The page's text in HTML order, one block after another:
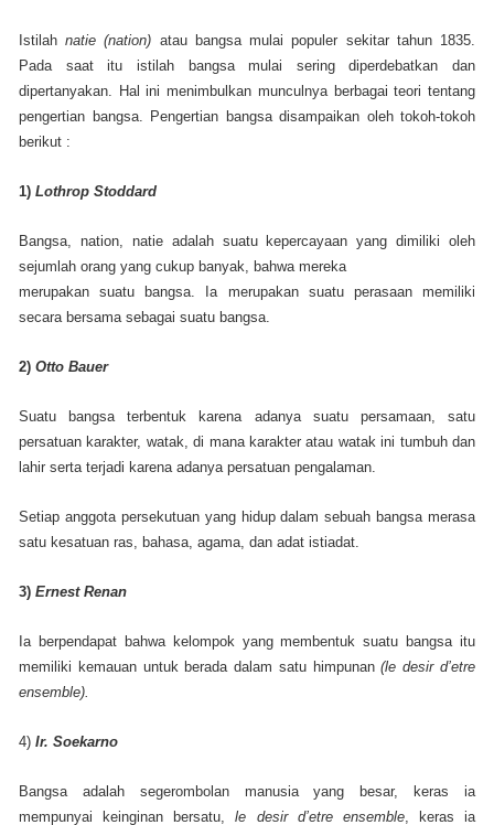
Istilahnatie (nation) atau bangsa mulai populer sekitar tahun 1835.
Pada saat itu istilah bangsa mulai sering diperdebatkan dan
dipertanyakan. Hal ini menimbulkan munculnya berbagai teori tentang
pengertian bangsa. Pengertian bangsa disampaikan oleh tokoh-tokoh
berikut :
1) Lothrop Stoddard
Bangsa, nation, natie adalah suatu kepercayaan yang dimiliki oleh
sejumlah orang yang cukup banyak, bahwa mereka
merupakan suatu bangsa. Ia merupakan suatu perasaan memiliki
secara bersama sebagai suatu bangsa.
2) Otto Bauer
Suatu bangsa terbentuk karena adanya suatu persamaan, satu
persatuan karakter, watak, di mana karakter atau watak ini tumbuh dan
lahir serta terjadi karena adanya persatuan pengalaman.
Setiap anggota persekutuan yang hidup dalam sebuah bangsa merasa
satu kesatuan ras, bahasa, agama, dan adat istiadat.
3) Ernest Renan
Ia berpendapat bahwa kelompok yang membentuk suatu bangsa itu
memiliki kemauan untuk berada dalam satu himpunan(le desir d’etre
ensemble).
4) Ir. Soekarno
Bangsa adalah segerombolan manusia yang besar, keras ia
mempunyai keinginan bersatu,le desir d’etre ensemble, keras ia